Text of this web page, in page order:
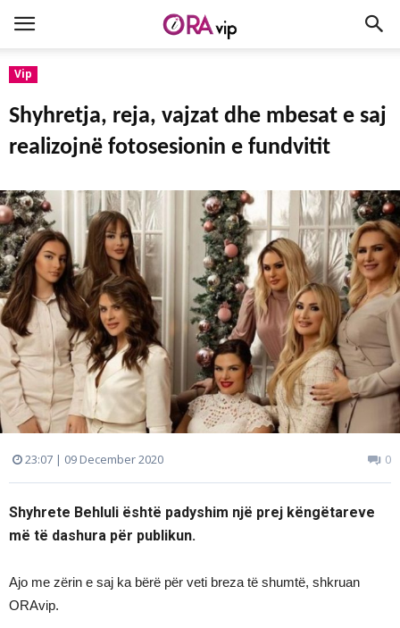
Vip
Shyhretja, reja, vajzat dhe mbesat e saj
realizojnë fotosesionin e fundvitit
23:07 | 09 December 2020 0
Shyhrete Behluli është padyshim një prej këngëtareve
më të dashura për publikun.
Ajo me zërin e saj ka bërë për veti breza të shumtë, shkruan
ORAvip.